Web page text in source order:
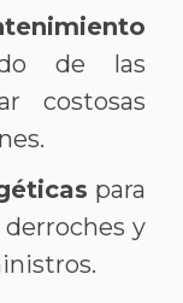
de las
costosas
para
y